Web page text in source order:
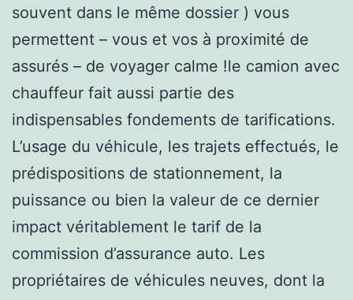
souvent dans le même dossier ) vous
permettent – vous et vos à proximité de
assurés – de voyager calme !le camion avec
chauffeur fait aussi partie des
indispensables fondements de tarifications.
L’usage du véhicule, les trajets effectués, le
prédispositions de stationnement, la
puissance ou bien la valeur de ce dernier
impact véritablement le tarif de la
commission d’assurance auto. Les
propriétaires de véhicules neuves, dont la